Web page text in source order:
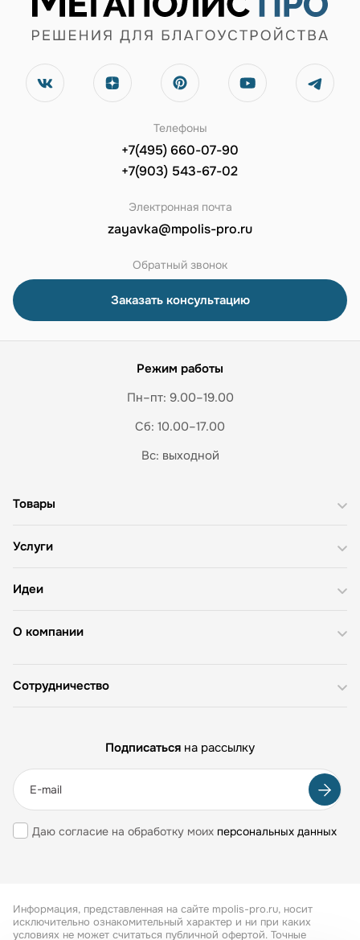
Телефоны
+7(495) 660-07-90
+7(903) 543-67-02
Электронная почта
zayavka@mpolis-pro.ru
Обратный звонок
Заказать консультацию
Режим работы
Пн–пт: 9.00–19.00
Сб: 10.00–17.00
Вс: выходной
О компании
Товары
Услуги
Идеи
Сотрудничество
Подписаться на рассылку
Даю согласие на обработку моих персональных данных
Информация, представленная на сайте mpolis-pro.ru, носит
исключительно ознакомительный характер и ни при каких
условиях не может считаться публичной офертой. Точные